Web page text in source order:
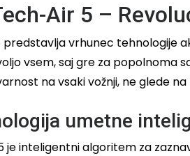
Air 5 –
vrhunec tehnologije
vsem, saj gre za popolnoma
na vsaki vožnji, ne glede
umetne
inteligentni algoritem za